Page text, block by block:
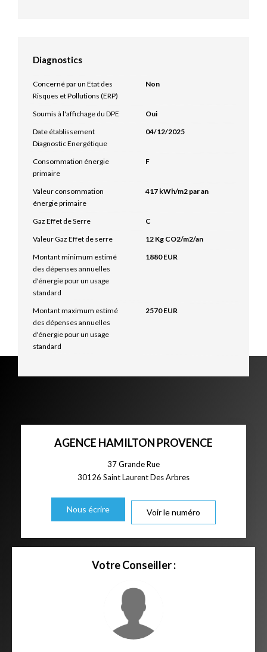
Diagnostics
Concerné par un Etat des
Risques et Pollutions (ERP)
Non
Soumis à l'affichage du DPE
Oui
Date établissement
Diagnostic Energétique
04/12/2025
Consommation énergie
primaire
F
Valeur consommation
énergie primaire
417 kWh/m2 par an
Gaz Effet de Serre
C
Valeur Gaz Effet de serre
12 Kg CO2/m2/an
Montant minimum estimé
des dépenses annuelles
d'énergie pour un usage
standard
1880 EUR
Montant maximum estimé
des dépenses annuelles
d'énergie pour un usage
standard
2570 EUR
AGENCE HAMILTON PROVENCE
37 Grande Rue
30126 Saint Laurent Des Arbres
Nous écrire Voir le numéro
Votre Conseiller :